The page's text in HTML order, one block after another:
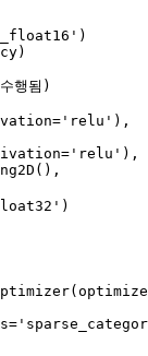
)
행됨)
'relu' ),
'relu' ),
)